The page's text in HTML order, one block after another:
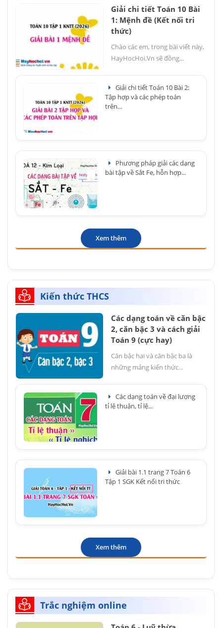
Giải chi tiết Toán 10 Bài
1: Mệnh đề (Kết nối tri
thức)
Chào các em, trong bài viết này,
HayHocHoi.Vn sẽ đồng...
Giải chi tiết Toán 10 Bài 2:
Tập hợp và các phép toán
trên...
Phương pháp giải các dạng
bài tập về Sắt Fe, hỗn hợp...
Xem thêm
Kiến thức THCS
Các dạng toán về căn bậc
2, căn bậc 3 và cách giải
Toán 9 (cực hay)
Căn bậc hai và căn bậc ba là
những mảng kiến thức...
Các dạng toán về đại lượng
tỉ lệ thuận, tỉ lệ...
Giải bài 1.1 trang 7 Toán 6
Tập 1 SGK Kết nối tri thức
Xem thêm
Trắc nghiệm online